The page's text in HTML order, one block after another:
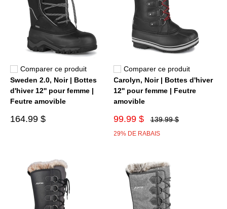
Comparer ce produit
Sweden 2.0, Noir | Bottes
d'hiver 12'' pour femme |
Feutre amovible
164.99 $
Comparer ce produit
Carolyn, Noir | Bottes d'hiver
12'' pour femme | Feutre
amovible
99.99 $ 139.99 $
29% DE RABAIS